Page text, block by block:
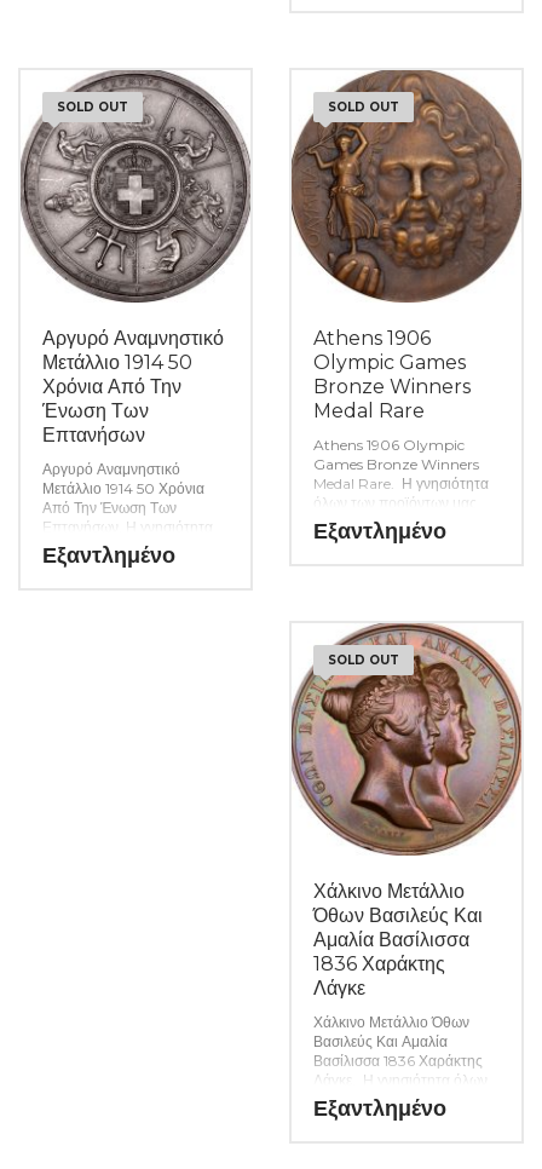
υπάρχουν. (Κωδ. 8339)
SOLD OUT
Αργυρό Αναμνηστικό
Μετάλλιο 1914 50
Χρόνια Από Την
Ένωση Των
Επτανήσων
Αργυρό Αναμνηστικό
Μετάλλιο 1914 50 Χρόνια
Από Την Ένωση Των
Επτανήσων. Η γνησιότητα
όλων των νομισμάτων μας
είναι εγγυημένη εφ όρου
Εξαντλημένο
SOLD OUT
Athens 1906
Olympic Games
Bronze Winners
Medal Rare
Athens 1906 Olympic
Games Bronze Winners
Medal Rare. Η γνησιότητα
όλων των προϊόντων μας
είναι εγγυημένη εφ όρου
ζωής ενώ τυχόν
Εξαντλημένο
SOLD OUT
Χάλκινο Μετάλλιο
Όθων Βασιλεύς Και
Αμαλία Βασίλισσα
1836 Χαράκτης
Λάγκε
Χάλκινο Μετάλλιο Όθων
Βασιλεύς Και Αμαλία
Βασίλισσα 1836 Χαράκτης
Λάγκε. Η γνησιότητα όλων
των προϊόντων μας είναι
εγγυημένη εφ όρου ζωής
Εξαντλημένο